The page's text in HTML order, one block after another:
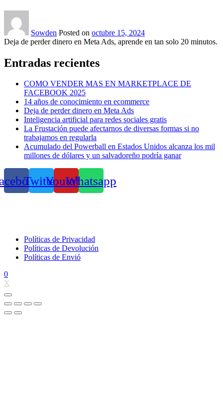
Sowden Posted on octubre 15, 2024
Deja de perder dinero en Meta Ads, aprende en tan solo 20 minutos.
Entradas recientes
COMO VENDER MAS EN MARKETPLACE DE
FACEBOOK 2025
14 años de conocimiento en ecommerce
Deja de perder dinero en Meta Ads
Inteligencia artificial para redes sociales gratis
La Frustación puede afectarnos de diversas formas si no
trabajamos en regularla
Acumulado del Powerball en Estados Unidos alcanza los mil
millones de dólares y un salvadoreño podría ganar
TwitterYoutubeWhatsapp
Políticas de Privacidad
Políticas de Devolución
Políticas de Envió
0
X